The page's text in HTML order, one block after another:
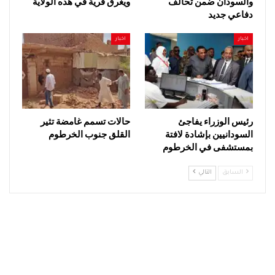
دفاعي جديد
اخبار
رئيس الوزراء يفاجئ
السودانيين بإشادة لافتة
بمستشفى في الخرطوم
اخبار
حالات تسمم غامضة تثير
القلق جنوب الخرطوم
السابق التالي